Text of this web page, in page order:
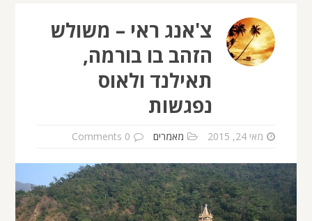
צ'אנג ראי – משולש
הזהב בו בורמה,
תאילנד ולאוס
נפגשות
מאי 24, 2015 מאמרים 0 Comments